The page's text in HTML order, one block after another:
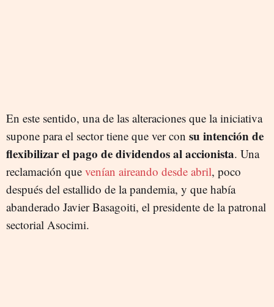
En este sentido, una de las alteraciones que la iniciativa
supone para el sector tiene que ver con su intención de
flexibilizar el pago de dividendos al accionista. Una
reclamación que venían aireando desde abril, poco
después del estallido de la pandemia, y que había
abanderado Javier Basagoiti, el presidente de la patronal
sectorial Asocimi.